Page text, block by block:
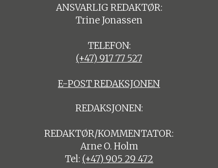
ANSVARLIG REDAKTØR:
Trine Jonassen
TELEFON:
(+47) 917 77 527
E-POST REDAKSJONEN
REDAKSJONEN:
REDAKTØR/KOMMENTATOR:
Arne O. Holm
Tel: (+47) 905 29 472